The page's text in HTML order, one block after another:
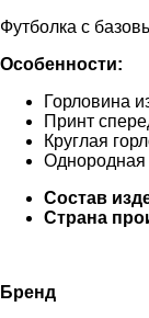
Футболка с
Особенности:
Горловина
Принт
Круглая
Однородная
Состав
Страна
Бренд